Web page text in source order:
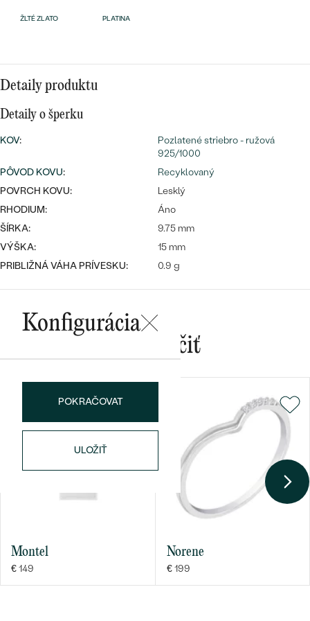
Wave kolekcia
OBJAVIŤ
PODĽA TVARU DRAHOKAMU
DIAMANTY
Bestsellery
Personalizované
prívesky
Najpredávanejšie
prstene
ŽLTÉ ZLATO PLATINA
Detaily produktu
Detaily o šperku
KOV:
Pozlatené striebro - ružová
925/1000
PÔVOD KOVU:
Recyklovaný
POVRCH KOVU:
Lesklý
RHODIUM:
Áno
ŠÍRKA:
9.75 mm
VÝŠKA:
15 mm
PRIBLIŽNÁ VÁHA PRÍVESKU:
0.9 g
Konfigurácia
POKRAČOVAT
ULOŽIŤ
Mohlo by sa vám páčiť
Montel
€ 149
Norene
€ 199